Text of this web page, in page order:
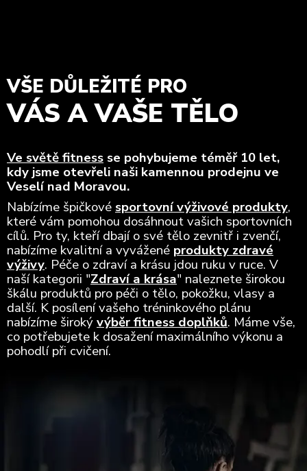
VŠE DŮLEŽITÉ PRO
VÁS A VAŠE TĚLO
Ve světě fitness se pohybujeme téměř 10 let,
kdy jsme otevřeli naši kamennou prodejnu ve
Veselí nad Moravou.
Nabízíme špičkové sportovní výživové produkty,
které vám pomohou dosáhnout vašich sportovních
cílů. Pro ty, kteří dbají o své tělo zevnitř i zvenčí,
nabízíme kvalitní a vyvážené produkty zdravé
výživy. Péče o zdraví a krásu jdou ruku v ruce. V
naší kategorii "Zdraví a krása" naleznete širokou
škálu produktů pro péči o tělo, pokožku, vlasy a
další. K posílení vašeho tréninkového plánu
nabízíme širokývýběr fitness doplňků. Máme vše,
co potřebujete k dosažení maximálního výkonu a
pohodlí při cvičení.